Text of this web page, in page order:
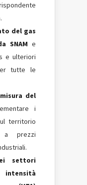
del gas
SNAM e
e ulteriori
tutte le
del
i
territorio
a prezzi
settori